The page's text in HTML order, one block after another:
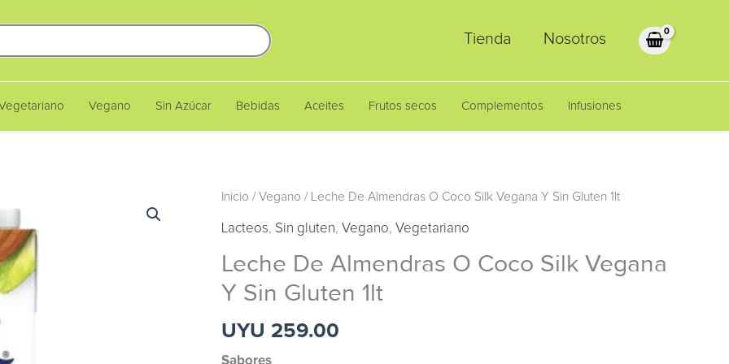
Tienda Nosotros
Vegano Sin Azúcar Bebidas Aceites Frutos secos Complementos Infusiones
Inicio / Vegano / Leche De Almendras O Coco Silk Vegana Y Sin Gluten 1lt
Lacteos, Sin gluten, Vegano, Vegetariano
Leche De Almendras O Coco Silk Vegana
Y Sin Gluten 1lt
UYU 259.00
Sabores
Leche
Coco
Vegana
Y